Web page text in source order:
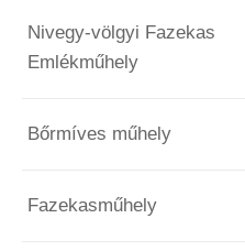
Nivegy-völgyi Fazekas
Emlékműhely
Bőrmíves műhely
Fazekasműhely